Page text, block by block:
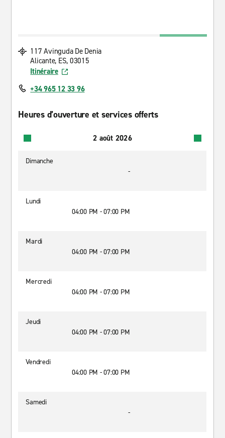
117 Avinguda De Denia
Alicante, ES, 03015
Itinéraire
+34 965 12 33 96
Heures d’ouverture et services offerts
2 août 2026
Dimanche
-
Lundi
04:00 PM - 07:00 PM
Mardi
04:00 PM - 07:00 PM
Mercredi
04:00 PM - 07:00 PM
Jeudi
04:00 PM - 07:00 PM
Vendredi
04:00 PM - 07:00 PM
Samedi
-